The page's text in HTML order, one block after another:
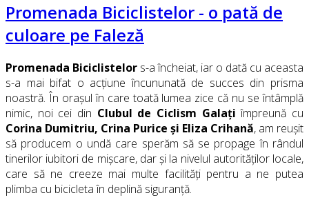
Promenada Biciclistelor - o pată de
culoare pe Faleză
Promenada Biciclistelor s-a încheiat, iar o dată cu aceasta
s-a mai bifat o acțiune încununată de succes din prisma
noastră. În orașul în care toată lumea zice că nu se întâmplă
nimic, noi cei din Clubul de Ciclism Galați împreună cu
Corina Dumitriu, Crina Purice și Eliza Crihană, am reușit
să producem o undă care sperăm să se propage în rândul
tinerilor iubitori de mișcare, dar și la nivelul autorităților locale,
care să ne creeze mai multe facilități pentru a ne putea
plimba cu bicicleta în deplină siguranță.